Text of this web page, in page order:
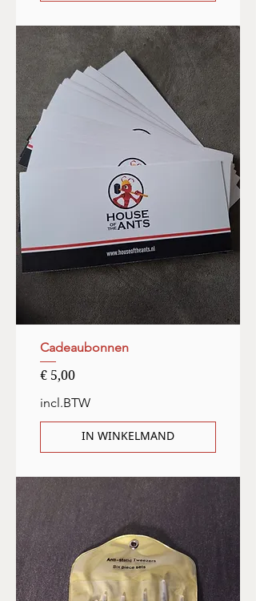
Cadeaubonnen
Prijs
€ 5,00
incl.BTW
IN WINKELMAND